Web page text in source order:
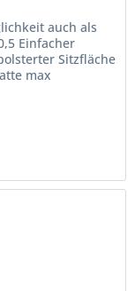
auch als
Einfacher
Sitzfläche
max